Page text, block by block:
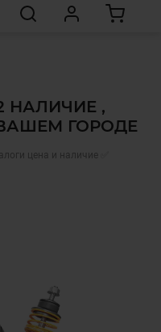
НАЛИЧИЕ ,
ГОРОДЕ
цена и наличие ✅